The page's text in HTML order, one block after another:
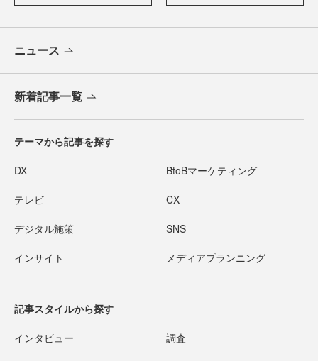
ニュース
新着記事一覧
テーマから記事を探す
DX BtoBマーケティング
テレビ CX
デジタル施策 SNS
インサイト メディアプランニング
記事スタイルから探す
インタビュー 調査